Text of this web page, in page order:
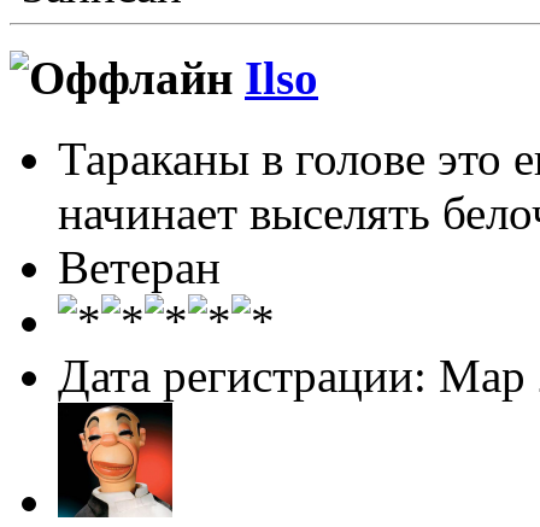
Ilso
Тараканы в голове это
начинает выселять
Ветеран
Дата регистрации: Мар